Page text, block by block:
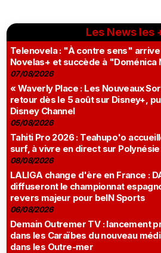
Les News les
Telenovela : "À contre sens"
Novelas+ et succède à
07/08/2026
« Waverly Place : Les Nouveaux
retour dès le 5 août sur Disney+,
Disney Channel
05/08/2026
Tahiti Pro 2026 : Teahupo'o
surf, à vivre en direct sur Polynésie
08/08/2026
LALIGA change d'ère en France :
diffuseront le championnat
revers majeur pour beIN Sports
06/08/2026
Demain Outremer TV : lancement
dans les Caraïbes du nouveau
dans les Outre-mer